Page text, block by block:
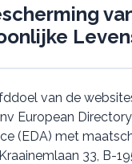
van de
European Directory
(EDA) met
33, B-